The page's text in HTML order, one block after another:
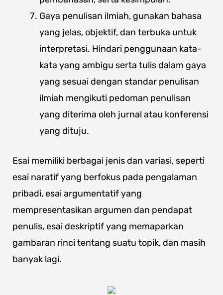
Gaya penulisan ilmiah, gunakan bahasa
yang jelas, objektif, dan terbuka untuk
interpretasi. Hindari penggunaan kata-
kata yang ambigu serta tulis dalam gaya
yang sesuai dengan standar penulisan
ilmiah mengikuti pedoman penulisan
yang diterima oleh jurnal atau konferensi
yang dituju.
Esai memiliki berbagai jenis dan variasi, seperti
esai naratif yang berfokus pada pengalaman
pribadi, esai argumentatif yang
mempresentasikan argumen dan pendapat
penulis, esai deskriptif yang memaparkan
gambaran rinci tentang suatu topik, dan masih
banyak lagi.